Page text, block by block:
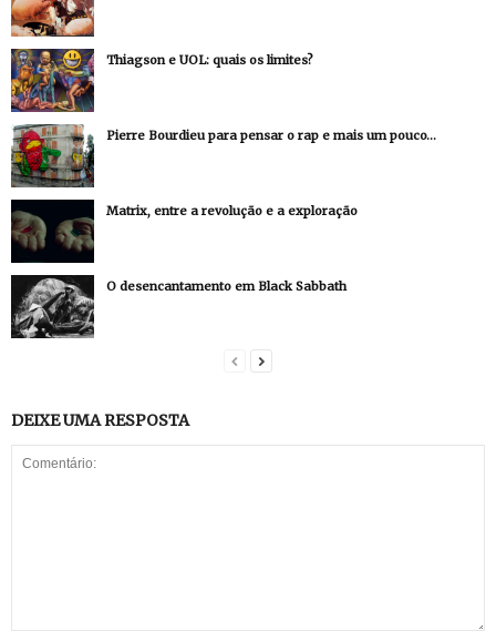
Thiagson e UOL: quais os limites?
Pierre Bourdieu para pensar o rap e mais um pouco…
Matrix, entre a revolução e a exploração
O desencantamento em Black Sabbath
DEIXE UMA RESPOSTA